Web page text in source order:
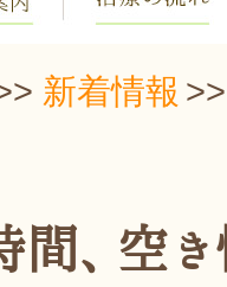
新着情報
、空